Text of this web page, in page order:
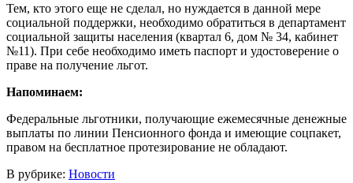
Тем, кто этого еще не сделал, но нуждается в данной мере
социальной поддержки, необходимо обратиться в департамент
социальной защиты населения (квартал 6, дом № 34, кабинет
№11). При себе необходимо иметь паспорт и удостоверение о
праве на получение льгот.
Напоминаем:
Федеральные льготники, получающие ежемесячные денежные
выплаты по линии Пенсионного фонда и имеющие соцпакет,
правом на бесплатное протезирование не обладают.
В рубрике: Новости